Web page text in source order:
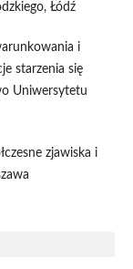
Łódź
i
starzenia się
Uniwersytetu
zjawiska i